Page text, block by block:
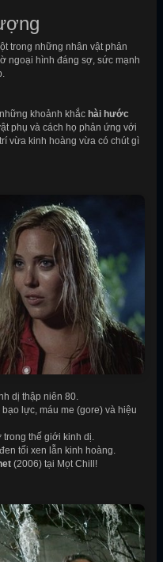
trong những nhân vật phản
ngoại hình đáng sợ, sức mạnh
khoảnh khắc hài hước
phụ và cách họ phản ứng với
vừa kinh hoàng vừa có chút gì
dị thập niên 80.
lực, máu me (gore) và hiệu
trong thế giới kinh dị.
tối xen lẫn kinh hoàng.
(2006) tại Mọt Chill!